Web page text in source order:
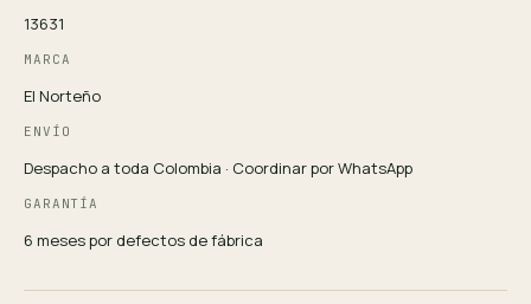
13631
MARCA
El Norteño
ENVÍO
Despacho a toda Colombia · Coordinar por WhatsApp
GARANTÍA
6 meses por defectos de fábrica